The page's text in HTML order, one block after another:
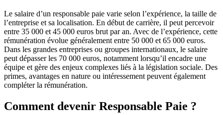
Le salaire d’un responsable paie varie selon l’expérience, la taille de
l’entreprise et sa localisation. En début de carrière, il peut percevoir
entre 35 000 et 45 000 euros brut par an. Avec de l’expérience, cette
rémunération évolue généralement entre 50 000 et 65 000 euros.
Dans les grandes entreprises ou groupes internationaux, le salaire
peut dépasser les 70 000 euros, notamment lorsqu’il encadre une
équipe et gère des enjeux complexes liés à la législation sociale. Des
primes, avantages en nature ou intéressement peuvent également
compléter la rémunération.
Comment devenir Responsable Paie ?